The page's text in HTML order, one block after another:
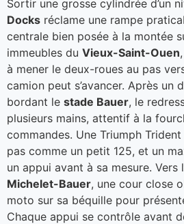
Sortir une grosse cylindrée d’un
Docks réclame une rampe
centrale bien posée à la montée
immeubles du Vieux-Saint-Ouen
à mener le deux-roues au pas
camion peut s’avancer. Après un
bordant le stade Bauer, le
plusieurs mains, attentif à la
commandes. Une Triumph
pas comme un petit 125, et un
un appui avant à sa mesure. Vers
Michelet-Bauer, une cour close
moto sur sa béquille pour
Chaque appui se contrôle avant